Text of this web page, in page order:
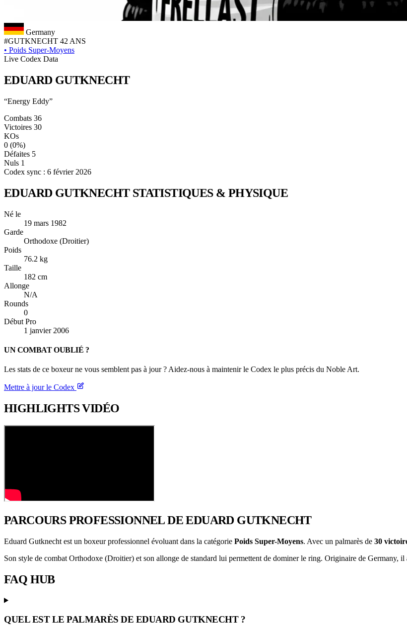
Germany
#GUTKNECHT 42 ANS
• Poids Super-Moyens
Live Codex Data
EDUARD GUTKNECHT
“Energy Eddy”
Combats 36
Victoires 30
KOs
0 (0%)
Défaites 5
Nuls 1
Codex sync : 6 février 2026
EDUARD GUTKNECHT STATISTIQUES & PHYSIQUE
Né le
19 mars 1982
Garde
Orthodoxe (Droitier)
Poids
76.2 kg
Taille
182 cm
Allonge
N/A
Rounds
0
Début Pro
1 janvier 2006
UN COMBAT OUBLIÉ ?
Les stats de ce boxeur ne vous semblent pas à jour ? Aidez-nous à maintenir le Codex le plus précis du Noble Art.
Mettre à jour le Codex
HIGHLIGHTSVIDÉO
PARCOURS PROFESSIONNELDE EDUARD GUTKNECHT
Eduard Gutknecht est un boxeur professionnel évoluant dans la catégorie Poids Super-Moyens. Avec un palmarès de 30
Son style de combat Orthodoxe (Droitier) et son allonge de standard lui permettent de dominer le ring. Originaire de Germany, il
FAQ HUB
QUEL EST LE PALMARÈS DE EDUARD GUTKNECHT ?